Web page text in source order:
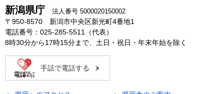
新潟県庁 法人番号 5000020150002
〒950-8570 新潟市中央区新光町4番地1
電話番号：025-285-5511（代表）
8時30分から17時15分まで、土日・祝日・年末年始を除く
手話で電話する